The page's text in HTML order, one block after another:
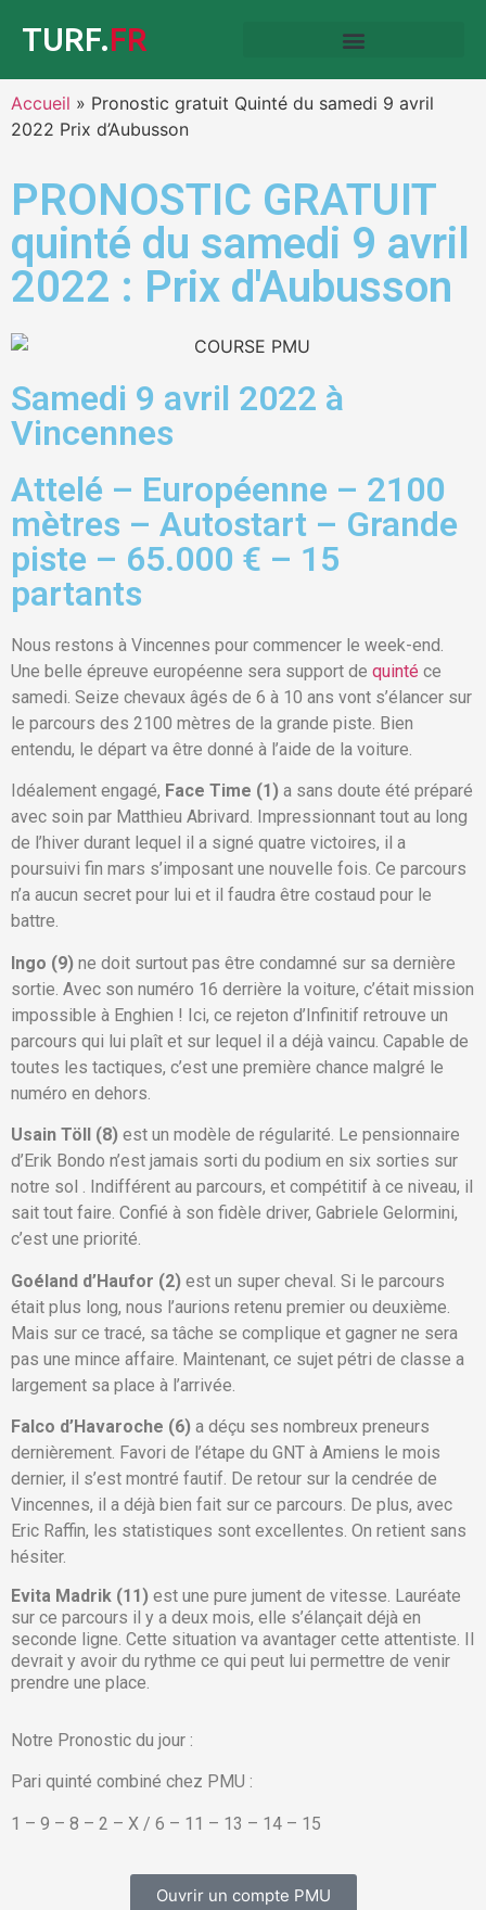
TURF.FR
Accueil » Pronostic gratuit Quinté du samedi 9 avril
2022 Prix d’Aubusson
PRONOSTIC GRATUIT
quinté du samedi 9 avril
2022 : Prix d'Aubusson
Samedi 9 avril 2022 à
Vincennes
Attelé – Européenne – 2100
mètres – Autostart – Grande
piste – 65.000 € – 15
partants
Nous restons à Vincennes pour commencer le week-end.
Une belle épreuve européenne sera support de quinté ce
samedi. Seize chevaux âgés de 6 à 10 ans vont s’élancer sur
le parcours des 2100 mètres de la grande piste. Bien
entendu, le départ va être donné à l’aide de la voiture.
Idéalement engagé, Face Time (1) a sans doute été préparé
avec soin par Matthieu Abrivard. Impressionnant tout au long
de l’hiver durant lequel il a signé quatre victoires, il a
poursuivi fin mars s’imposant une nouvelle fois. Ce parcours
n’a aucun secret pour lui et il faudra être costaud pour le
battre.
Ingo (9) ne doit surtout pas être condamné sur sa dernière
sortie. Avec son numéro 16 derrière la voiture, c’était mission
impossible à Enghien ! Ici, ce rejeton d’Infinitif retrouve un
parcours qui lui plaît et sur lequel il a déjà vaincu. Capable de
toutes les tactiques, c’est une première chance malgré le
numéro en dehors.
Usain Töll (8) est un modèle de régularité. Le pensionnaire
d’Erik Bondo n’est jamais sorti du podium en six sorties sur
notre sol . Indifférent au parcours, et compétitif à ce niveau, il
sait tout faire. Confié à son fidèle driver, Gabriele Gelormini,
c’est une priorité.
Goéland d’Haufor (2) est un super cheval. Si le parcours
était plus long, nous l’aurions retenu premier ou deuxième.
Mais sur ce tracé, sa tâche se complique et gagner ne sera
pas une mince affaire. Maintenant, ce sujet pétri de classe a
largement sa place à l’arrivée.
Falco d’Havaroche (6) a déçu ses nombreux preneurs
dernièrement. Favori de l’étape du GNT à Amiens le mois
dernier, il s’est montré fautif. De retour sur la cendrée de
Vincennes, il a déjà bien fait sur ce parcours. De plus, avec
Eric Raffin, les statistiques sont excellentes. On retient sans
hésiter.
Evita Madrik (11) est une pure jument de vitesse. Lauréate
sur ce parcours il y a deux mois, elle s’élançait déjà en
seconde ligne. Cette situation va avantager cette attentiste. Il
devrait y avoir du rythme ce qui peut lui permettre de venir
prendre une place.
Notre Pronostic du jour :
Pari quinté combiné chez PMU :
1 – 9 – 8 – 2 – X / 6 – 11 – 13 – 14 – 15
Ouvrir un compte PMU